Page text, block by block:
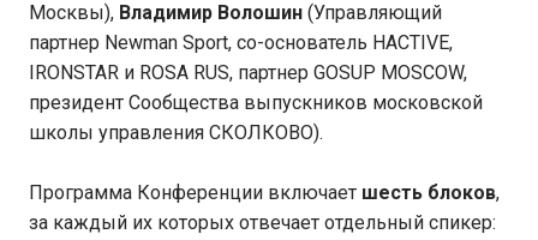
Москвы), Владимир Волошин (Управляющий
партнер Newman Sport, со-основатель HACTIVE,
IRONSTAR и ROSA RUS, партнер GOSUP MOSCOW,
президент Сообщества выпускников московской
школы управления СКОЛКОВО).
Программа Конференции включает шесть блоков,
за каждый их которых отвечает отдельный спикер: